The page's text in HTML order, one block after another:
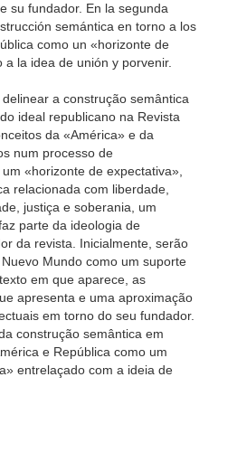
su fundador. En la segunda
semántica en torno a los
como un «horizonte de
la idea de unión y porvenir.
a construção semântica
ideal republicano na Revista
da «América» e da
num processo de
«horizonte de expectativa»,
relacionada com liberdade,
justiça e soberania, um
parte da ideologia de
da revista. Inicialmente, serão
Mundo como um suporte
em que aparece, as
apresenta e uma aproximação
em torno do seu fundador.
construção semântica em
e República como um
entrelaçado com a ideia de